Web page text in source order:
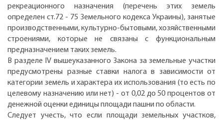
рекреационного назначения (перечень этих земель
определен ст.72 - 75 Земельного кодекса Украины), занятые
производственными, культурно-бытовыми, хозяйственными
строениями, которые не связаны с функциональным
предназначением таких земель.
В разделе IV вышеуказанного Закона за земельные участки
предусмотрены разные ставки налога в зависимости от
категории земель и характера их использования (то есть по
целевому назначению или нет) - от 0,02 до 50 процентов от
денежной оценки единицы площади пашни по области.
Следует учесть, что если площади земельных участков,